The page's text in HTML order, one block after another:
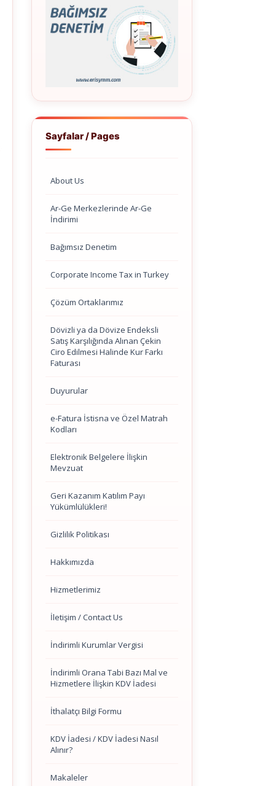
Sayfalar / Pages
About Us
Ar-Ge Merkezlerinde Ar-Ge
İndirimi
Bağımsız Denetim
Corporate Income Tax in Turkey
Çözüm Ortaklarımız
Dövizli ya da Dövize Endeksli
Satış Karşılığında Alınan Çekin
Ciro Edilmesi Halinde Kur Farkı
Faturası
Duyurular
e-Fatura İstisna ve Özel Matrah
Kodları
Elektronik Belgelere İlişkin
Mevzuat
Geri Kazanım Katılım Payı
Yükümlülükleri!
Gizlilik Politikası
Hakkımızda
Hizmetlerimiz
İletişim / Contact Us
İndirimli Kurumlar Vergisi
İndirimli Orana Tabi Bazı Mal ve
Hizmetlere İlişkin KDV İadesi
İthalatçı Bilgi Formu
KDV İadesi / KDV İadesi Nasıl
Alınır?
Makaleler